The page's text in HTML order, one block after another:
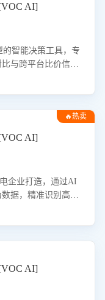
AI]
智能决策工具，专
与跨平台比价信
消费者的比价行
势，有效提升咨询转
扬长避短。
🔥热卖
AI]
企业打造，通过AI
据，精准识别高流
可落地的挽回策
AI]